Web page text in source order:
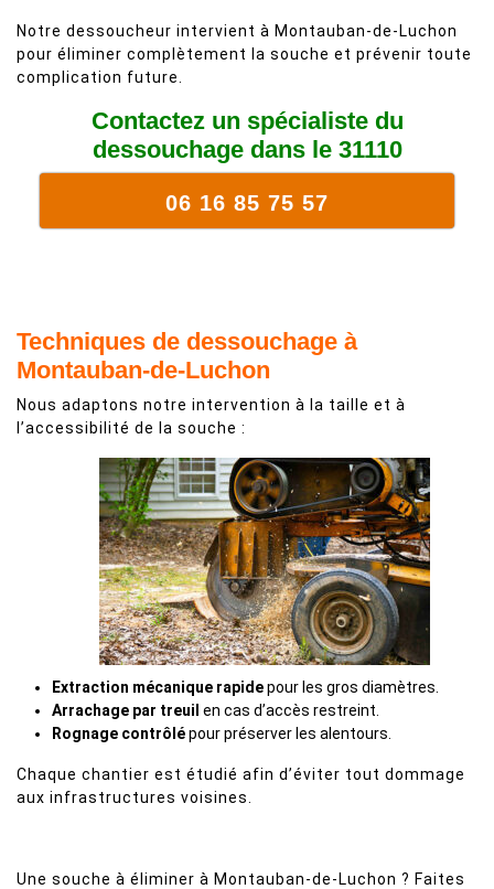
Notre dessoucheur intervient à Montauban-de-Luchon
pour éliminer complètement la souche et prévenir toute
complication future.
Contactez un spécialiste du
dessouchage dans le 31110
06 16 85 75 57
Techniques de dessouchage à
Montauban-de-Luchon
Nous adaptons notre intervention à la taille et à
l’accessibilité de la souche :
Extraction mécanique rapidepour les gros diamètres.
Arrachage par treuil en cas d’accès restreint.
Rognage contrôlépour préserver les alentours.
Chaque chantier est étudié afin d’éviter tout dommage
aux infrastructures voisines.
Une souche à éliminer à Montauban-de-Luchon ? Faites